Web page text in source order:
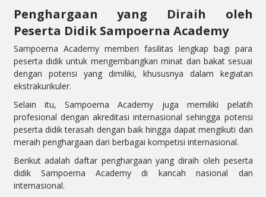
Penghargaan yang Diraih oleh
Peserta Didik Sampoerna Academy
Sampoerna Academy memberi fasilitas lengkap bagi para
peserta didik untuk mengembangkan minat dan bakat sesuai
dengan potensi yang dimiliki, khususnya dalam kegiatan
ekstrakurikuler.
Selain itu, Sampoerna Academy juga memiliki pelatih
profesional dengan akreditasi internasional sehingga potensi
peserta didik terasah dengan baik hingga dapat mengikuti dan
meraih penghargaan dari berbagai kompetisi internasional.
Berikut adalah daftar penghargaan yang diraih oleh peserta
didik Sampoerna Academy di kancah nasional dan
internasional.